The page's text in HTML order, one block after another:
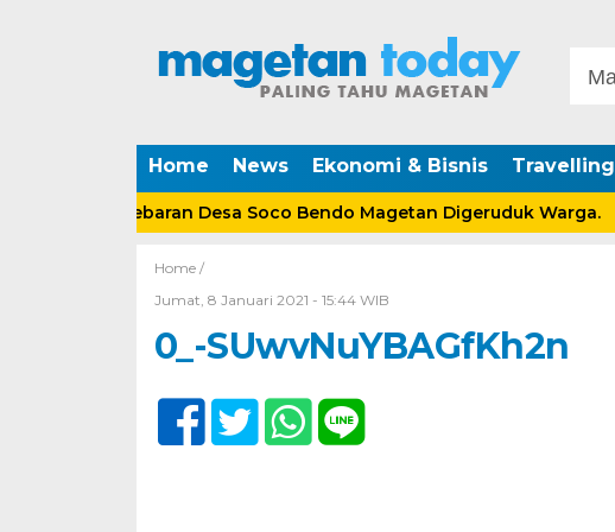
Home News Ekonomi & Bisnis Travelling
Lebaran Desa Soco Bendo Magetan Digeruduk Warga.
Home /
Jumat, 8 Januari 2021 - 15:44 WIB
0_-SUwvNuYBAGfKh2n